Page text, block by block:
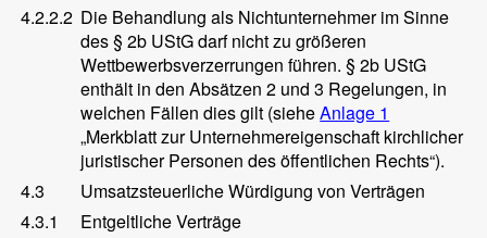
4.2.2.2 Die Behandlung als Nichtunternehmer im Sinne
des § 2b UStG darf nicht zu größeren
Wettbewerbsverzerrungen führen. § 2b UStG
enthält in den Absätzen 2 und 3 Regelungen, in
welchen Fällen dies gilt (sieheAnlage 1
„Merkblatt zur Unternehmereigenschaft kirchlicher
juristischer Personen des öffentlichen Rechts“).
4.3
Umsatzsteuerliche Würdigung von Verträgen
4.3.1
Entgeltliche Verträge